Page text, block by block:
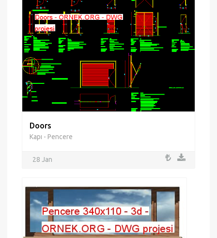
Doors
Kapı - Pencere
28 Jan